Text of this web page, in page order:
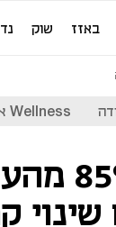
באזז שוק
Wellness ארגוני
סקר: